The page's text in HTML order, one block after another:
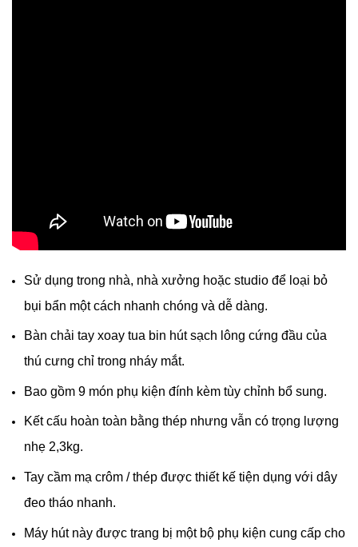
Sử dụng trong nhà, nhà xưởng hoặc studio để loại bỏ
bụi bẩn một cách nhanh chóng và dễ dàng.
Bàn chải tay xoay tua bin hút sạch lông cứng đầu của
thú cưng chỉ trong nháy mắt.
Bao gồm 9 món phụ kiện đính kèm tùy chỉnh bổ sung.
Kết cấu hoàn toàn bằng thép nhưng vẫn có trọng lượng
nhẹ 2,3kg.
Tay cầm mạ crôm / thép được thiết kế tiện dụng với dây
đeo tháo nhanh.
Máy hút này được trang bị một bộ phụ kiện cung cấp cho